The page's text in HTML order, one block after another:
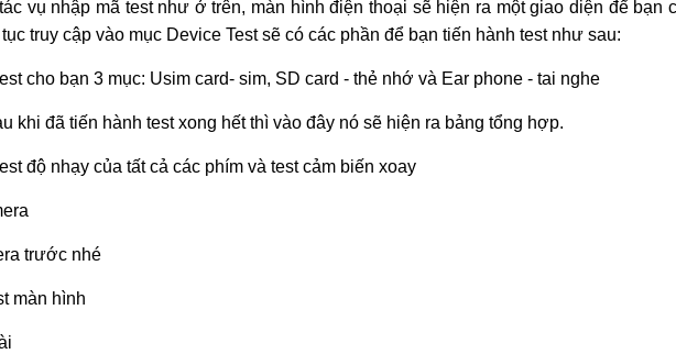
vụ nhập mã test như ở trên, màn hình điện thoại sẽ hiện ra một giao diện để bạn
truy cập vào mục Device Test sẽ có các phần để bạn tiến hành test như sau:
bạn 3 mục: Usim card- sim, SD card - thẻ nhớ và Ear phone - tai nghe
đã tiến hành test xong hết thì vào đây nó sẽ hiện ra bảng tổng hợp.
nhạy của tất cả các phím và test cảm biến xoay
trước nhé
hình